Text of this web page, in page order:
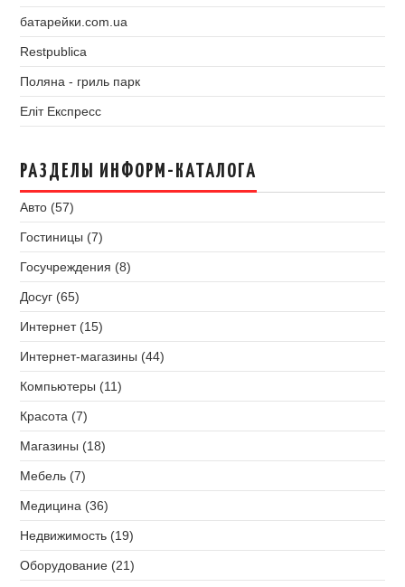
батарейки.com.ua
Restpublica
Поляна - гриль парк
Еліт Експресс
РАЗДЕЛЫ ИНФОРМ-КАТАЛОГА
Авто (57)
Гостиницы (7)
Госучреждения (8)
Досуг (65)
Интернет (15)
Интернет-магазины (44)
Компьютеры (11)
Красота (7)
Магазины (18)
Мебель (7)
Медицина (36)
Недвижимость (19)
Оборудование (21)